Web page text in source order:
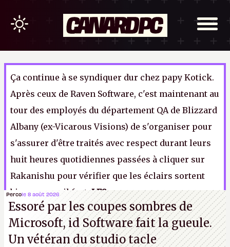
Ça continue à se syndiquer dur chez papy Kotick.
Après ceux de Raven Software, c'est maintenant au
tour des employés du département QA de Blizzard
Albany (ex-Vicarous Visions) de s'organiser pour
s'assurer d'être traités avec respect durant leurs
huit heures quotidiennes passées à cliquer sur
Rakanishu pour vérifier que les éclairs sortent
bien comme il faut.LFS
Percole 8 août 2026
Essoré par les coupes sombres de
Microsoft, id Software fait la gueule.
Un vétéran du studiotacle